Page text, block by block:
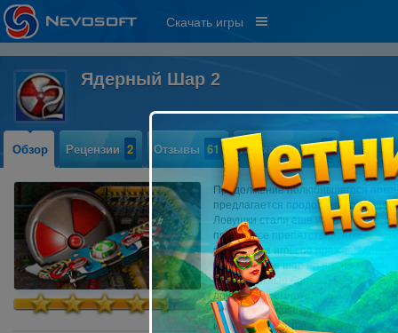
Скачать игры
Ядерный Шар 2
Обзор Рецензии 2 Отзывы 61 Прохождение 1
Продолжение полюбившегося
предлагается продолжить
Ловушки стали еще изощреннее,
пройти все препятствия, чтобы
мира. Идея игры по прежнему
удерживайте шар на игровом поле,
всевозможные бонусы:
другие, но помните, что в этом
графика, сумасшедшая динамика
игра Ядерный Шар 2 настоящий